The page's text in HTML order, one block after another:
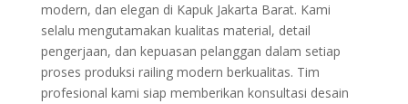
modern, dan elegan di Kapuk Jakarta Barat. Kami
selalu mengutamakan kualitas material, detail
pengerjaan, dan kepuasan pelanggan dalam setiap
proses produksi railing modern berkualitas. Tim
profesional kami siap memberikan konsultasi desain